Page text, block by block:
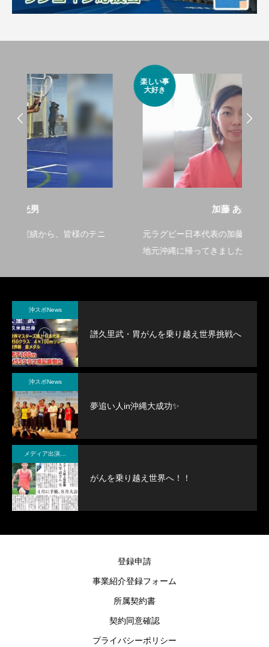
楽しい事
大好き
元ラグビー日本代表の加藤あかりです。引退後、
地元沖縄に帰ってきました。これまでの私の経験
沖スポNews
譜久里武・胃がんを乗り越え世界挑戦へ
沖スポNews
夢追い人in沖縄大成功✨
がんを乗り越え世界へ！！
登録申請
事業紹介登録フォーム
所属契約書
契約同意確認
プライバシーポリシー